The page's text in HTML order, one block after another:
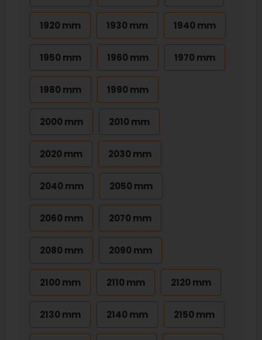
1920 mm 1930 mm 1940 mm
1950 mm 1960 mm 1970 mm
1980 mm 1990 mm
2000 mm 2010 mm
2020 mm 2030 mm
2040 mm 2050 mm
2060 mm 2070 mm
2080 mm 2090 mm
2100 mm 2110 mm 2120 mm
2130 mm 2140 mm 2150 mm